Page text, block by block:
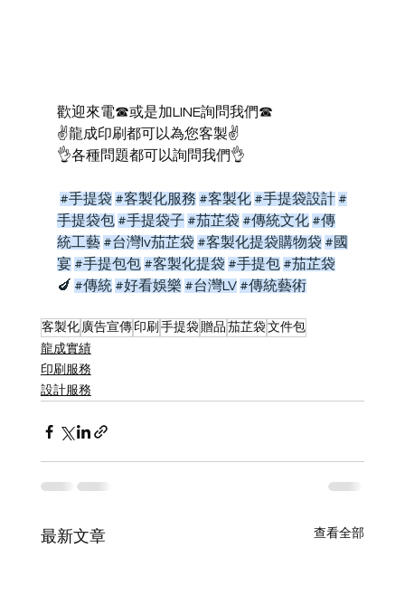
歡迎來電☎或是加LINE詢問我們☎
✌龍成印刷都可以為您客製✌
👌各種問題都可以詢問我們👌
#手提袋 #客製化服務 #客製化 #手提袋設計 #
手提袋包 #手提袋子 #茄芷袋 #傳統文化 #傳
統工藝 #台灣lv茄芷袋 #客製化提袋購物袋 #國
宴 #手提包包 #客製化提袋 #手提包 #茄芷袋
🍆 #傳統 #好看娛樂 #台灣LV #傳統藝術
客製化 廣告宣傳 印刷 手提袋贈品 茄芷袋文件包
龍成實績
印刷服務
設計服務
最新文章 查看全部